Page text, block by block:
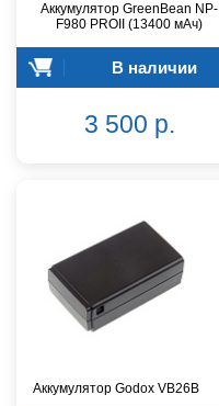
Аккумулятор GreenBean NP-
F980 PROII (13400 мАч)
В наличии
3 500 р.
Аккумулятор Godox VB26B